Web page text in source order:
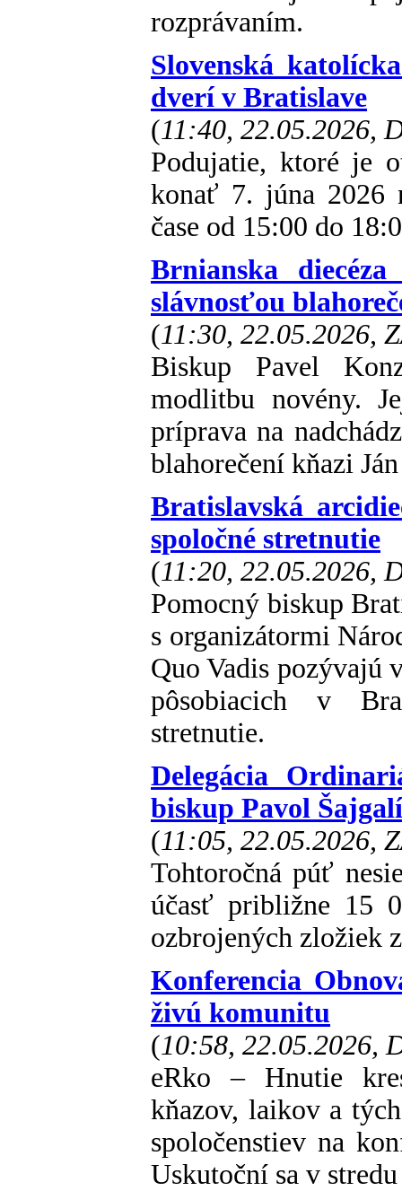
rozprávaním.
Slovenská
dverí v Bratislave
(11:40, 22.05.2026,
Podujatie, ktoré je
konať 7. júna 2026
čase od 15:00 do
Brnianska
slávnosťou
(11:30, 22.05.2026,
Biskup Pavel
modlitbu novény.
príprava na
blahorečení kňazi
Bratislavská
spoločné stretnutie
(11:20, 22.05.2026,
Pomocný biskup
s organizátormi
Quo Vadis pozývajú
pôsobiacich v
stretnutie.
Delegácia
biskup Pavol
(11:05, 22.05.2026,
Tohtoročná púť
účasť približne 15
ozbrojených zložiek
Konferencia
živú komunitu
(10:58, 22.05.2026,
eRko – Hnutie
kňazov, laikov a
spoločenstiev na
Uskutoční sa v